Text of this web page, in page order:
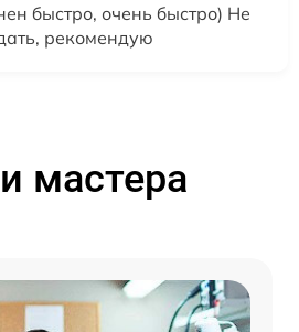
быстро, очень быстро) Не
рекомендую
мастера